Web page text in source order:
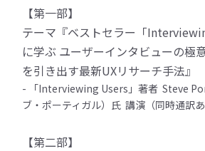
【第一部】
テーマ『ベストセラー「
に学ぶ ユーザーインタビューの極
を引き出す最新UXリサーチ手法』
- 「Interviewing Users」著者 Steve
ブ・ポーティガル）氏 講演（同時通訳あ
【第二部】